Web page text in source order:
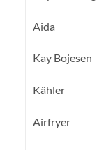
Aida
Kay Bojesen
Kähler
Airfryer